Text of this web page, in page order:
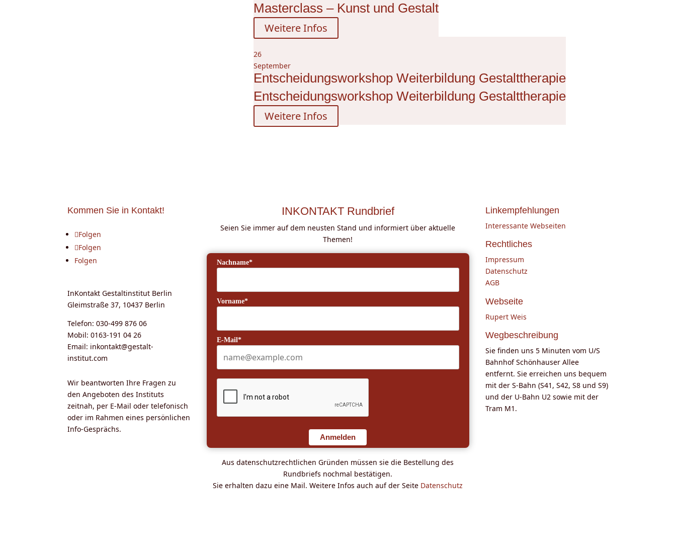
Masterclass – Kunst und Gestalt
Weitere Infos
26
September
Entscheidungsworkshop Weiterbildung Gestalttherapie
Entscheidungsworkshop Weiterbildung Gestalttherapie
Weitere Infos
Kommen Sie in Kontakt!
Folgen
Folgen
Folgen
InKontakt Gestaltinstitut Berlin
Gleimstraße 37, 10437 Berlin
Telefon: 030-499 876 06
Mobil: 0163-191 04 26
Email: inkontakt@gestalt-
institut.com
Wir beantworten Ihre Fragen zu
den Angeboten des Instituts
zeitnah, per E-Mail oder telefonisch
oder im Rahmen eines persönlichen
Info-Gesprächs.
INKONTAKT Rundbrief
Seien Sie immer auf dem neusten Stand und informiert über aktuelle
Themen!
Nachname*
Vorname*
E-Mail*
Anmelden
Aus datenschutzrechtlichen Gründen müssen sie die Bestellung des
Rundbriefs nochmal bestätigen.
Sie erhalten dazu eine Mail. Weitere Infos auch auf der Seite Datenschutz
Linkempfehlungen
Interessante Webseiten
Rechtliches
Impressum
Datenschutz
AGB
Webseite
Rupert Weis
Wegbeschreibung
Sie finden uns 5 Minuten vom U/S
Bahnhof Schönhauser Allee
entfernt. Sie erreichen uns bequem
mit der S-Bahn (S41, S42, S8 und S9)
und der U-Bahn U2 sowie mit der
Tram M1.